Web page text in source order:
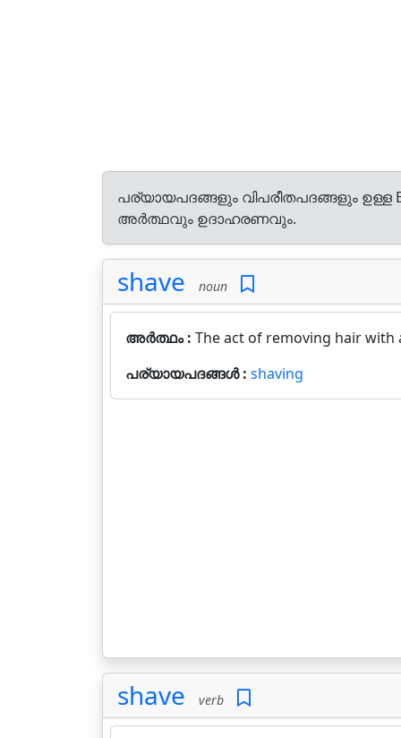
പര്യായപദങ്ങളും വിപരീതപദങ്ങളും
അർത്ഥവും ഉദാഹരണവും.
shave noun
അർത്ഥം : The act of removing hair with
പര്യായപദങ്ങൾ : shaving
shave verb